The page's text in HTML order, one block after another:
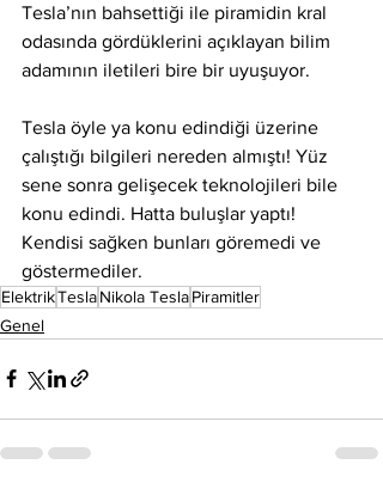
Tesla’nın bahsettiği ile piramidin kral
odasında gördüklerini açıklayan bilim
adamının iletileri bire bir uyuşuyor.
Tesla öyle ya konu edindiği üzerine
çalıştığı bilgileri nereden almıştı! Yüz
sene sonra gelişecek teknolojileri bile
konu edindi. Hatta buluşlar yaptı!
Kendisi sağken bunları göremedi ve
göstermediler.
ElektrikTeslaNikola TeslaPiramitler
Genel